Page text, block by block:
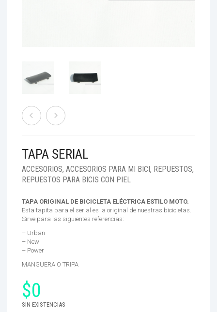
TAPA SERIAL
ACCESORIOS, ACCESORIOS PARA MI BICI, REPUESTOS,
REPUESTOS PARA BICIS CON PIEL
TAPA ORIGINAL DE BICICLETA ELÉCTRICA ESTILO MOTO.
Esta tapita para el serial es la original de nuestras bicicletas.
Sirve para las siguientes referencias:
– Urban
– New
– Power
MANGUERA O TRIPA
$0
SIN EXISTENCIAS